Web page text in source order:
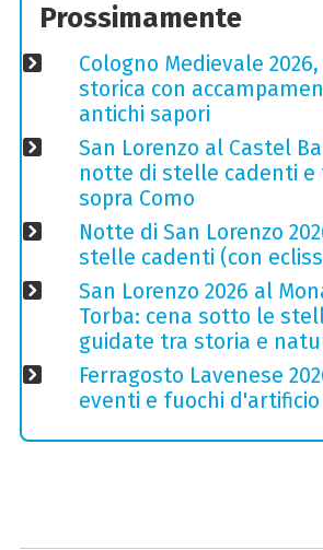
Prossimamente
Cologno Medievale
storica con
antichi sapori
San Lorenzo al Castel
notte di stelle cadenti e
sopra Como
Notte di San Lorenzo
stelle cadenti (con
San Lorenzo 2026 al
Torba: cena sotto le
guidate tra storia e
Ferragosto Lavenese
eventi e fuochi d'artificio